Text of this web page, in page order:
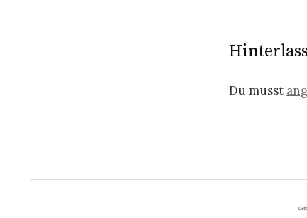
Du musst